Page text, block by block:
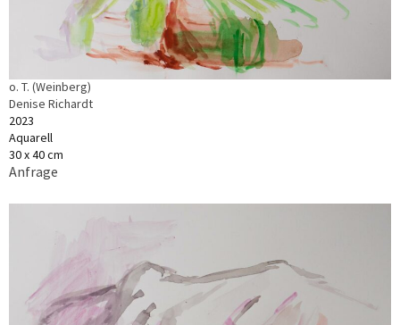
o. T. (Weinberg)
Denise Richardt
2023
Aquarell
30 x 40 cm
Anfrage